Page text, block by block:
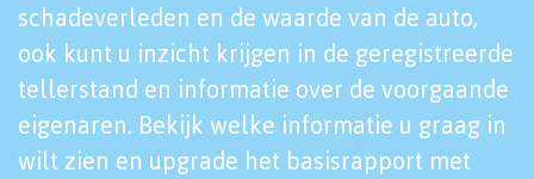
schadeverleden en de waarde van de auto,
ook kunt u inzicht krijgen in de geregistreerde
tellerstand en informatie over de voorgaande
eigenaren. Bekijk welke informatie u graag in
wilt zien en upgrade het basisrapport met